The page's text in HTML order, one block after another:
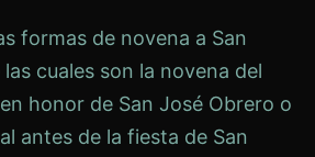
formas de novena a San
cuales son la novena del
honor de San José Obrero o
antes de la fiesta de San